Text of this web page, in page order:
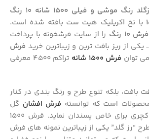
فرش افشان طرح رزگلد رنگ موشی و فیلی 1500 شانه 10 رنگ
با نخ اکریلیک هیت ست بافته شده است.
فرش 10 رنگ
را از سایت فرشخونه با پرداخت
یکی از ریز بافت‌ ترین و زیباترین خرید فرش‌
توان فرش 1500 شانه
تراکم 4500 معرفی
بافت، بلکه تنوع طرح و رنگ بندی در کنار
است که توانسته فرش افشان گل‌
برجسته را انتخاب لاکچری برای خاص پسندان نماید. فرش 1500
تراکم 4500 و طرح “رز گلد” یکی از زیباترین نمونه‌ های فرش